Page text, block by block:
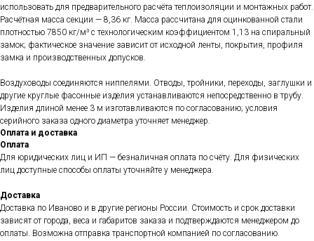
использовать для предварительного расчёта теплоизоляции и монтажных работ.
Расчётная масса секции — 8,36 кг. Масса рассчитана для оцинкованной стали
плотностью 7850 кг/м³ с технологическим коэффициентом 1,13 на спиральный
замок; фактическое значение зависит от исходной ленты, покрытия, профиля
замка и производственных допусков.
Воздуховоды соединяются ниппелями. Отводы, тройники, переходы, заглушки и
другие круглые фасонные изделия устанавливаются непосредственно в трубу.
Изделия длиной менее 3 м изготавливаются по согласованию; условия
серийного заказа одного диаметра уточняет менеджер.
Оплата и доставка
Оплата
Для юридических лиц и ИП — безналичная оплата по счёту. Для физических
лиц доступные способы оплаты уточняйте у менеджера.
Доставка
Доставка по Иваново и в другие регионы России. Стоимость и срок доставки
зависят от города, веса и габаритов заказа и подтверждаются менеджером до
оплаты. Возможна отправка транспортной компанией по согласованию.